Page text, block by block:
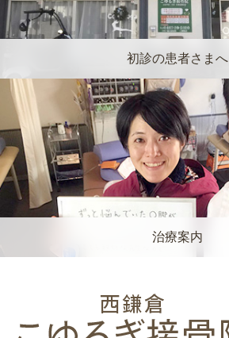
初診の患者さまへ
治療案内